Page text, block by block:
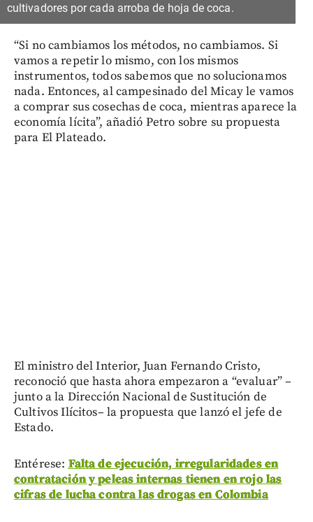
cultivadores por cada arroba de hoja de coca.
“Si no cambiamos los métodos, no cambiamos. Si
vamos a repetir lo mismo, con los mismos
instrumentos, todos sabemos que no solucionamos
nada. Entonces, al campesinado del Micay le vamos
a comprar sus cosechas de coca, mientras aparece la
economía lícita”, añadió Petro sobre su propuesta
para El Plateado.
El ministro del Interior, Juan Fernando Cristo,
reconoció que hasta ahora empezaron a “evaluar” –
junto a la Dirección Nacional de Sustitución de
Cultivos Ilícitos– la propuesta que lanzó el jefe de
Estado.
Entérese: Falta de ejecución, irregularidades en
contratación y peleas internas tienen en rojo las
cifras de lucha contra las drogas en Colombia